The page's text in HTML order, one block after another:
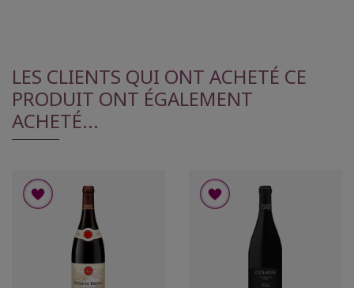
LES CLIENTS QUI ONT ACHETÉ CE
PRODUIT ONT ÉGALEMENT
ACHETÉ...